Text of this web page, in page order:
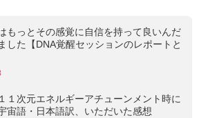
もっとその感覚に自信を持って良いんだ
した【DNA覚醒セッションのレポートと
１次元エネルギーアチューンメント時に
宙語・日本語訳、いただいた感想